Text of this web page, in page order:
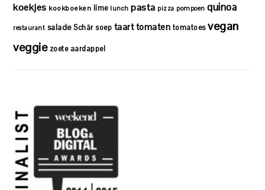
koekjes kookboeken lime lunch pasta pizza pompoen quinoa
restaurant salade Schär soep taarttomaten tomatoes vegan
veggie zoete aardappel